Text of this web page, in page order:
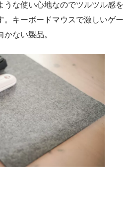
うな使い心地なのでツルツル感を
。キーボードマウスで激しいゲー
ない製品。